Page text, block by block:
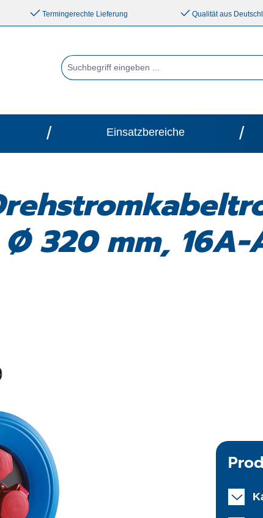
Termingerechte Lieferung Qualität aus
/ Einsatzbereiche /
320 mm,